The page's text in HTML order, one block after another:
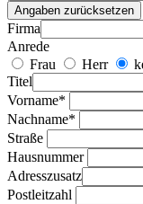
Angaben zurücksetzen
Firma
Anrede
Frau
Herr
Titel
Vorname*
Nachname*
Straße
Hausnummer
Adresszusatz
Postleitzahl